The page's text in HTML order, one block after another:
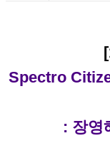
Spectro
: 장영